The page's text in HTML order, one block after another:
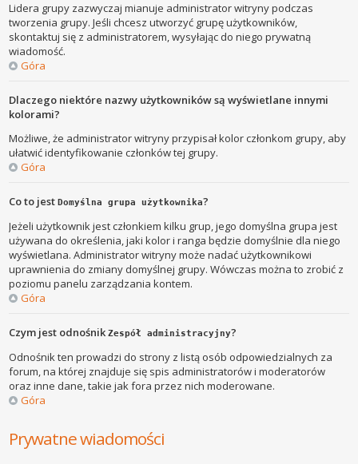
Lidera grupy zazwyczaj mianuje administrator witryny podczas
tworzenia grupy. Jeśli chcesz utworzyć grupę użytkowników,
skontaktuj się z administratorem, wysyłając do niego prywatną
wiadomość.
Góra
Dlaczego niektóre nazwy użytkowników są wyświetlane innymi
kolorami?
Możliwe, że administrator witryny przypisał kolor członkom grupy, aby
ułatwić identyfikowanie członków tej grupy.
Góra
Co to jestDomyślna grupa użytkownika?
Jeżeli użytkownik jest członkiem kilku grup, jego domyślna grupa jest
używana do określenia, jaki kolor i ranga będzie domyślnie dla niego
wyświetlana. Administrator witryny może nadać użytkownikowi
uprawnienia do zmiany domyślnej grupy. Wówczas można to zrobić z
poziomu panelu zarządzania kontem.
Góra
Czym jest odnośnikZespół administracyjny?
Odnośnik ten prowadzi do strony z listą osób odpowiedzialnych za
forum, na której znajduje się spis administratorów i moderatorów
oraz inne dane, takie jak fora przez nich moderowane.
Góra
Prywatne wiadomości